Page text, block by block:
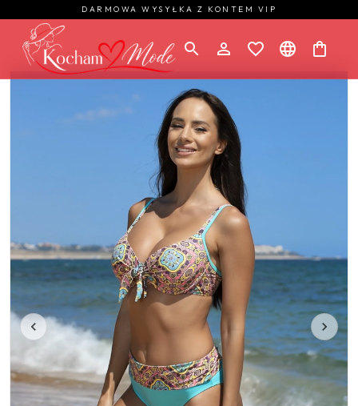
DARMOWA WYSYŁKA Z KONTEM VIP